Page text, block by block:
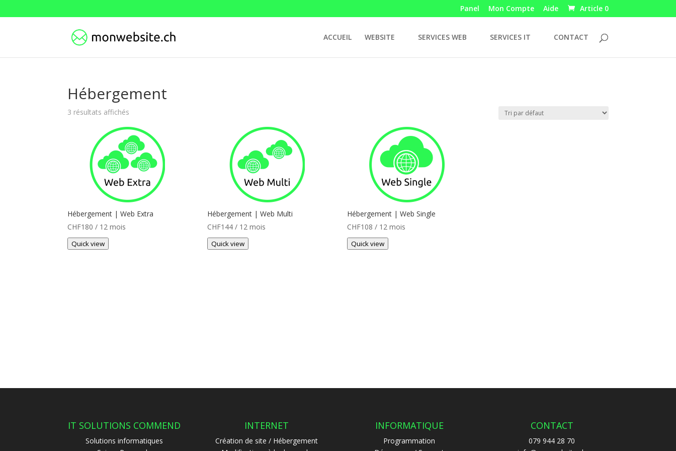
Panel Mon Compte Aide Article 0
ACCUEIL WEBSITE SERVICES WEB SERVICES IT CONTACT
Hébergement
3 résultats affichés
Hébergement | Web Extra
CHF180 / 12 mois
Quick view
Hébergement | Web Multi
CHF144 / 12 mois
Quick view
Hébergement | Web Single
CHF108 / 12 mois
Quick view
IT SOLUTIONS COMMEND
Solutions informatiques
INTERNET
Création de site / Hébergement
INFORMATIQUE
Programmation
CONTACT
079 944 28 70